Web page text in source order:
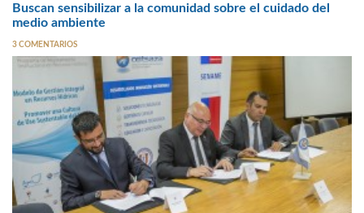
Buscan sensibilizar a la comunidad sobre el cuidado del
medio ambiente
3 COMENTARIOS